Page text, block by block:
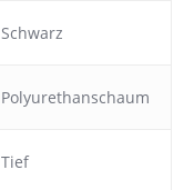
Schwarz
Polyurethanschaum
Tief